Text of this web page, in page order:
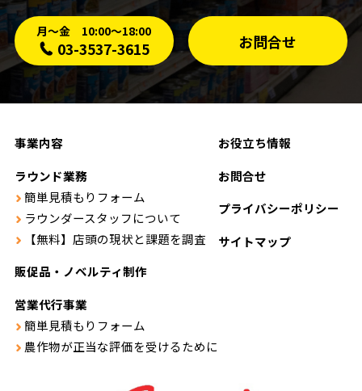
月〜金 10:00〜18:00
03-3537-3615 お問合せ
事業内容
ラウンド業務
簡単見積もりフォーム
ラウンダースタッフについて
【無料】店頭の現状と課題を調査
販促品・ノベルティ制作
営業代行事業
簡単見積もりフォーム
農作物が正当な評価を受けるために
お役立ち情報
お問合せ
プライバシーポリシー
サイトマップ